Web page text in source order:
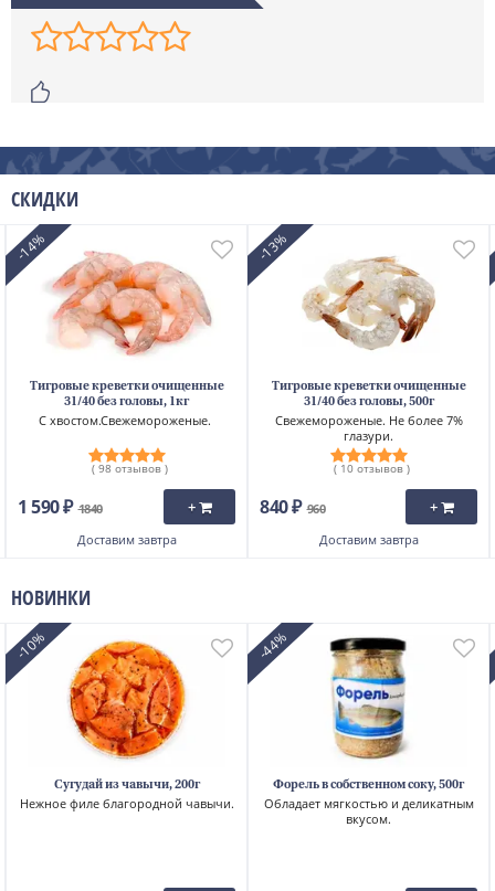
СКИДКИ
-14%
Тигровые креветки очищенные
31/40 без головы, 1кг
С хвостом.Свежемороженые.
( 98 отзывов )
1 590 ₽ 1840 +
Доставим завтра
-13%
Тигровые креветки очищенные
31/40 без головы, 500г
Свежемороженые. Не более 7%
глазури.
( 10 отзывов )
840 ₽ 960 +
Доставим завтра
НОВИНКИ
-10%
Сугудай из чавычи, 200г
Нежное филе благородной чавычи.
-44%
Форель в собственном соку, 500г
Обладает мягкостью и деликатным
вкусом.